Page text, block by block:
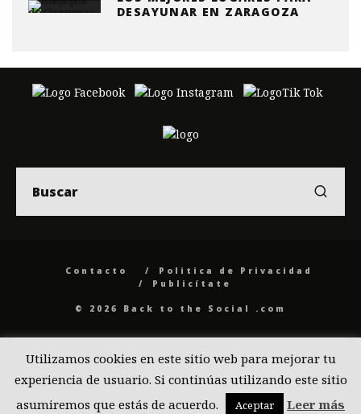
DESAYUNAR EN ZARAGOZA
Contacto
Politica de Privacidad
Publicítate
© 2026 Back to the Social .com
Utilizamos cookies en este sitio web para mejorar tu
experiencia de usuario. Si continúas utilizando este sitio
asumiremos que estás de acuerdo.
Aceptar Leer más